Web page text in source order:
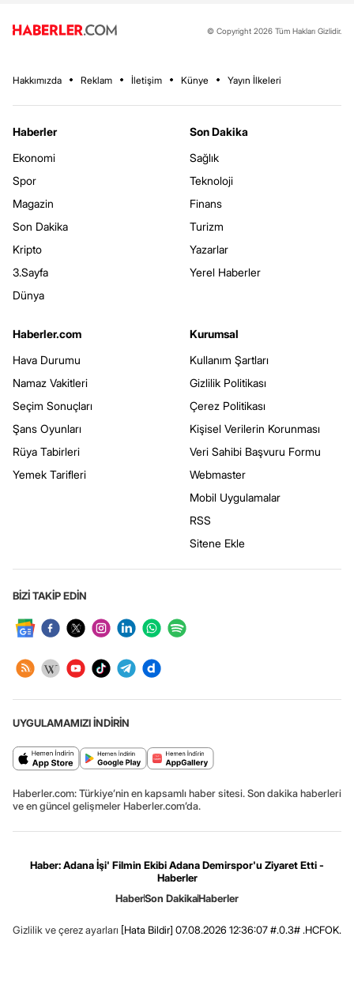
© Copyright 2026 Tüm Hakları Gizlidir.
Hakkımızda Reklam İletişim Künye Yayın İlkeleri
Haberler
Ekonomi
Spor
Magazin
Son Dakika
Kripto
3.Sayfa
Dünya
Son Dakika
Sağlık
Teknoloji
Finans
Turizm
Yazarlar
Yerel Haberler
Haberler.com
Hava Durumu
Namaz Vakitleri
Seçim Sonuçları
Şans Oyunları
Rüya Tabirleri
Yemek Tarifleri
Kurumsal
Kullanım Şartları
Gizlilik Politikası
Çerez Politikası
Kişisel Verilerin Korunması
Veri Sahibi Başvuru Formu
Webmaster
Mobil Uygulamalar
RSS
Sitene Ekle
BİZİ TAKİP EDİN
UYGULAMAMIZI İNDİRİN
Haberler.com: Türkiye’nin en kapsamlı haber sitesi. Son dakika haberleri
ve en güncel gelişmeler Haberler.com’da.
Haber: Adana İşi' Filmin Ekibi Adana Demirspor'u Ziyaret Etti -
Haberler
HaberSon DakikaHaberler
Gizlilik ve çerez ayarları [Hata Bildir] 07.08.2026 12:36:07 #.0.3# .HCFOK.